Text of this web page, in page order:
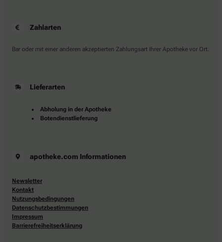
Zahlarten
Bar oder mit einer anderen akzeptierten Zahlungsart Ihrer Apotheke vor Ort.
Lieferarten
Abholung in der Apotheke
Botendienstlieferung
apotheke.com Informationen
Newsletter
Kontakt
Nutzungsbedingungen
Datenschutzbestimmungen
Impressum
Barrierefreiheitserklärung